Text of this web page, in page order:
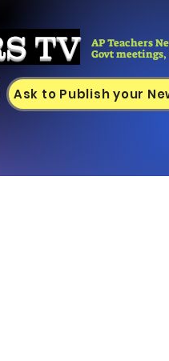
Ask to Publish your
TV
AP Teachers
Govt